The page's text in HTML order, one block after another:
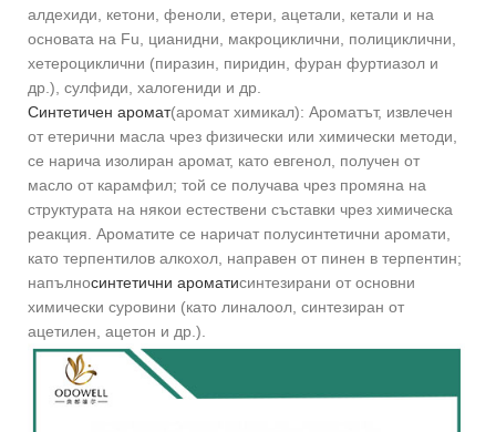
алдехиди, кетони, феноли, етери, ацетали, кетали и на
основата на Fu, цианидни, макроциклични, полициклични,
хетероциклични (пиразин, пиридин, фуран фуртиазол и
др.), сулфиди, халогениди и др.
Синтетичен аромат(аромат химикал): Ароматът, извлечен
от етерични масла чрез физически или химически методи,
се нарича изолиран аромат, като евгенол, получен от
масло от карамфил; той се получава чрез промяна на
структурата на някои естествени съставки чрез химическа
реакция. Ароматите се наричат ​​полусинтетични аромати,
като терпентилов алкохол, направен от пинен в терпентин;
напълносинтетични ароматисинтезирани от основни
химически суровини (като линалоол, синтезиран от
ацетилен, ацетон и др.).